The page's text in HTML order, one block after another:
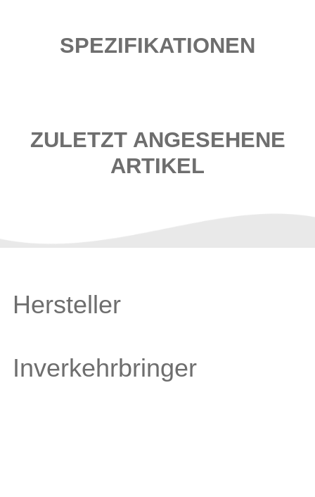
SPEZIFIKATIONEN
ZULETZT ANGESEHENE
ARTIKEL
Hersteller
Inverkehrbringer